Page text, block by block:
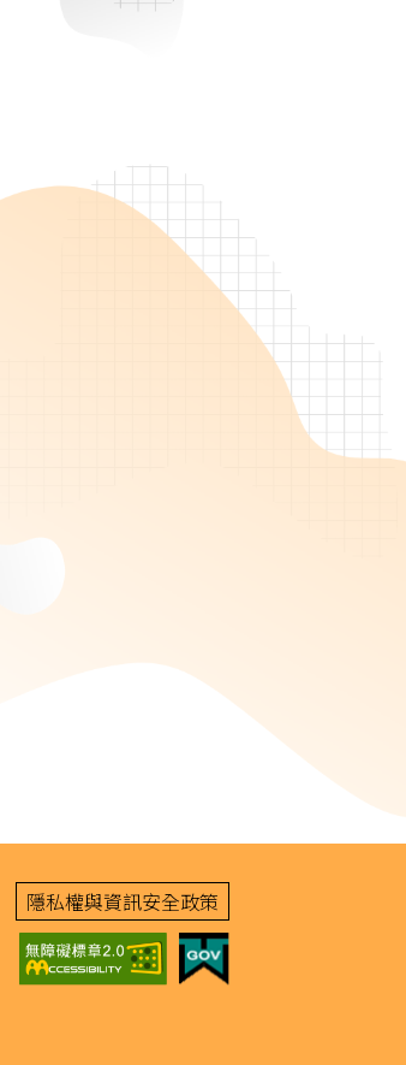
隱私權與資訊安全政策